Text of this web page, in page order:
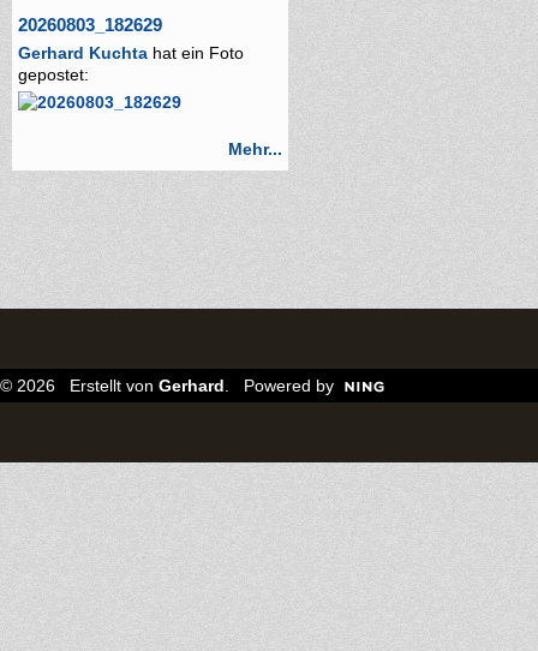
20260803_182629
Gerhard Kuchta hat ein Foto
gepostet:
Mehr...
© 2026 Erstellt von Gerhard . Powered by